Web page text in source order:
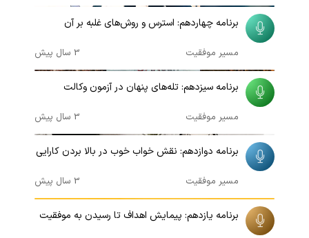
برنامه چهاردهم: استرس و روش‌های غلبه بر آن
مسیر موفقیت 3 سال پیش 00:09:42
برنامه سیزدهم: تله‌های پنهان در آزمون وکالت
مسیر موفقیت 3 سال پیش 00:15:30
برنامه دوازدهم: نقش خواب خوب در بالا بردن کارایی
مسیر موفقیت 3 سال پیش 00:17:05
برنامه یازدهم: پیمایش اهداف تا رسیدن به موفقیت